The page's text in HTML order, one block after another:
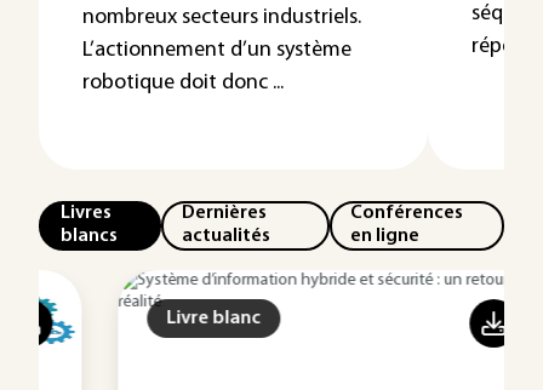
nombreux secteurs industriels.
L’actionnement d’un système
robotique doit donc ...
Livres
blancs
Dernières
actualités
Conférences
en ligne
Livre blanc